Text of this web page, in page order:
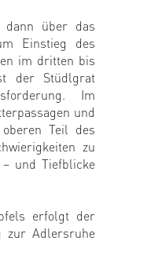
über das
Einstieg des
im dritten bis
der Stüdlgrat
Im
und
Teil des
zu
und Tiefblicke
erfolgt der
zur Adlersruhe